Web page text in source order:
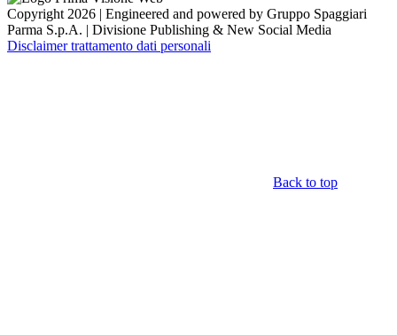
Copyright 2026 | Engineered and powered by Gruppo Spaggiari
Parma S.p.A. | Divisione Publishing & New Social Media
Disclaimer trattamento dati personali
Back to top